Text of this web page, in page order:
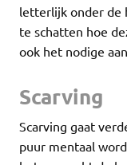
letterlijk onder de
te schatten hoe
ook het nodige
Scarving
Scarving gaat
puur mentaal